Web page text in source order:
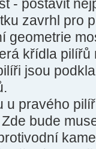
- postavit
zavrhl pro
geometrie
křídla
jsou
u pravého
bude